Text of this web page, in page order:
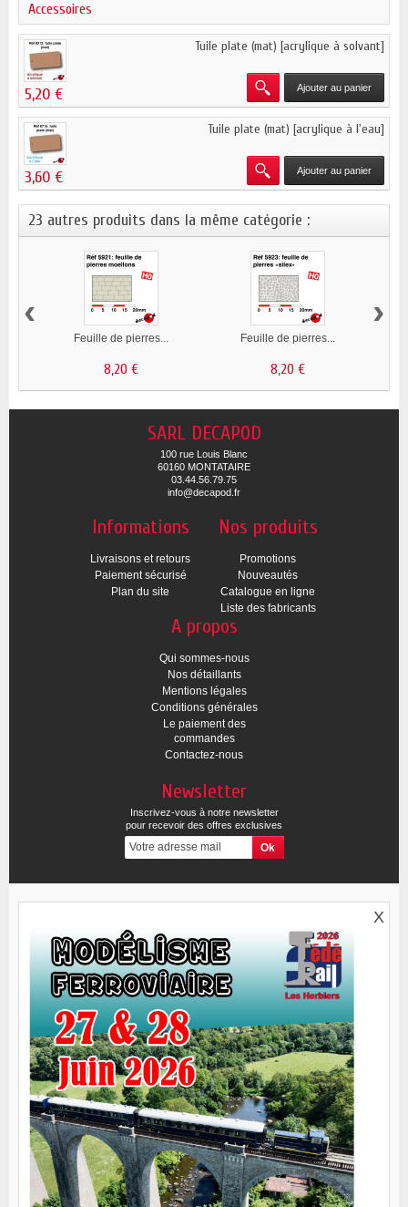
Accessoires
Tuile plate (mat) [acrylique à solvant]
5,20 € Ajouter au panier
Tuile plate (mat) [acrylique à l'eau]
3,60 € Ajouter au panier
23 autres produits dans la même catégorie :
Feuille de pierres...
8,20 €
Feuille de pierres...
8,20 €
‹ ›
SARL DECAPOD
100 rue Louis Blanc
60160 MONTATAIRE
03.44.56.79.75
info@decapod.fr
Informations
Livraisons et retours
Paiement sécurisé
Plan du site
Nos produits
Promotions
Nouveautés
Catalogue en ligne
Liste des fabricants
A propos
Qui sommes-nous
Nos détaillants
Mentions légales
Conditions générales
Le paiement des
commandes
Contactez-nous
Newsletter
Inscrivez-vous à notre newsletter
pour recevoir des offres exclusives
X